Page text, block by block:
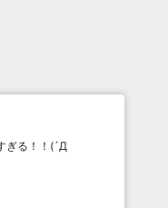
ぎる！！(´Д